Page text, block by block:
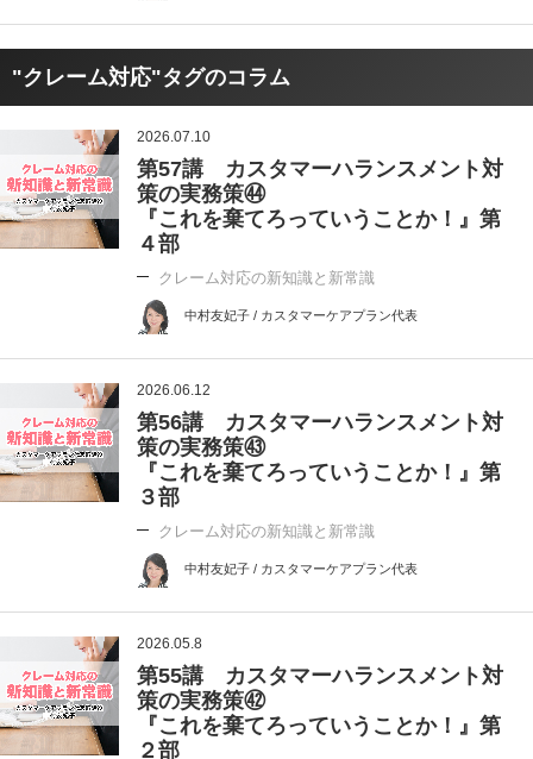
"クレーム対応"タグのコラム
2026.07.10
第57講 カスタマーハランスメント対
策の実務策㊹
『これを棄てろっていうことか！』第
４部
クレーム対応の新知識と新常識
中村友妃子 / カスタマーケアプラン代表
2026.06.12
第56講 カスタマーハランスメント対
策の実務策㊸
『これを棄てろっていうことか！』第
３部
クレーム対応の新知識と新常識
中村友妃子 / カスタマーケアプラン代表
2026.05.8
第55講 カスタマーハランスメント対
策の実務策㊷
『これを棄てろっていうことか！』第
２部